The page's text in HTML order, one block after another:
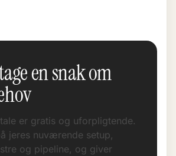
en snak om
er gratis og uforpligtende.
jeres nuværende setup,
og pipeline, og giver